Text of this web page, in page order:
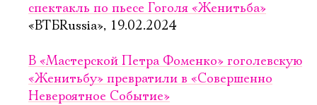
спектакль по пьесе Гоголя «Женитьба»
«ВТБRussia», 19.02.2024
В «Мастерской Петра Фоменко» гоголевскую
«Женитьбу» превратили в «Совершенно
Невероятное Событие»